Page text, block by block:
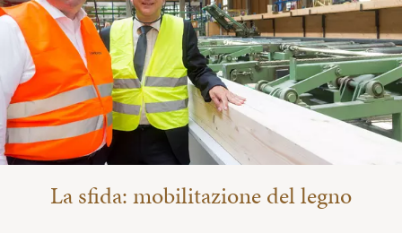
La sfida: mobilitazione del legno